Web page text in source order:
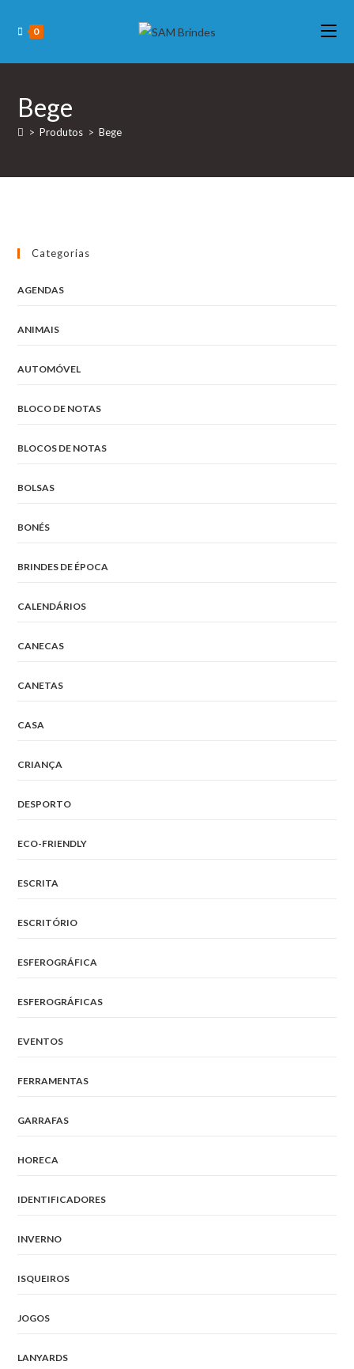
0
Bege
> Produtos > Bege
Categorias
AGENDAS
ANIMAIS
AUTOMÓVEL
BLOCO DE NOTAS
BLOCOS DE NOTAS
BOLSAS
BONÉS
BRINDES DE ÉPOCA
CALENDÁRIOS
CANECAS
CANETAS
CASA
CRIANÇA
DESPORTO
ECO-FRIENDLY
ESCRITA
ESCRITÓRIO
ESFEROGRÁFICA
ESFEROGRÁFICAS
EVENTOS
FERRAMENTAS
GARRAFAS
HORECA
IDENTIFICADORES
INVERNO
ISQUEIROS
JOGOS
LANYARDS